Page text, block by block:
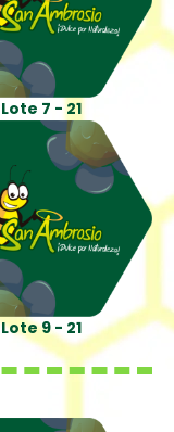
Lote 7 - 21
Lote 9 - 21